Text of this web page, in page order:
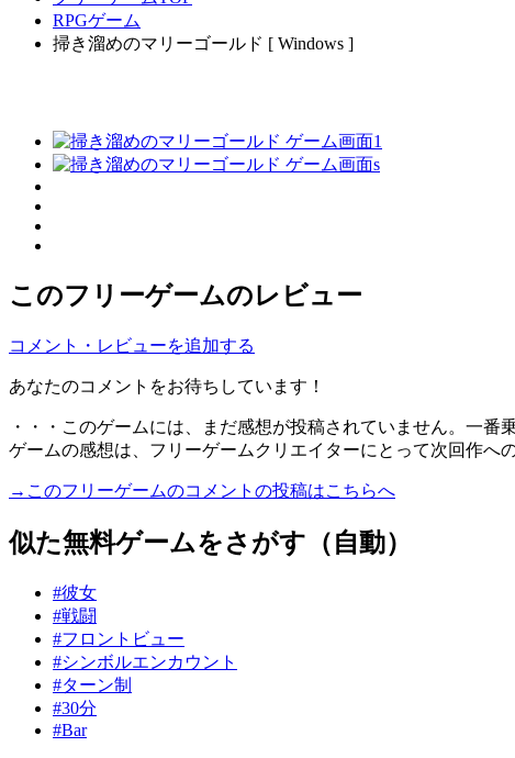
RPGゲーム
掃き溜めのマリーゴールド [ Windows ]
このフリーゲームのレビュー
コメント・レビューを追加する
あなたのコメントをお待ちしています！
・・・このゲームには、まだ感想が投稿されていません。一番
ゲームの感想は、フリーゲームクリエイターにとって次回作へ
→このフリーゲームのコメントの投稿はこちらへ
似た無料ゲームをさがす（自動）
#彼女
#戦闘
#フロントビュー
#シンボルエンカウント
#ターン制
#30分
#Bar